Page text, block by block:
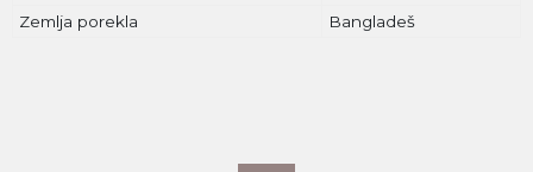
Zemlja porekla
Bangladeš